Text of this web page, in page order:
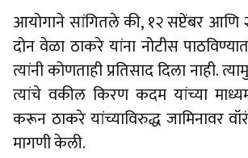
आयोगाने सांगितले की, १२ सप्टेंबर आणि
दोन वेळा ठाकरे यांना नोटीस
त्यांनी कोणताही प्रतिसाद दिला नाही.
त्यांचे वकील किरण कदम यांच्या
करून ठाकरे यांच्याविरुद्ध जामिनावर
मागणी केली.